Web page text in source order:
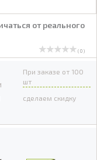
от реального
( 0 )
При заказе от 100
шт
сделаем скидку